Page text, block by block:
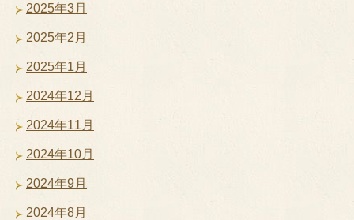
2025年3月
2025年2月
2025年1月
2024年12月
2024年11月
2024年10月
2024年9月
2024年8月